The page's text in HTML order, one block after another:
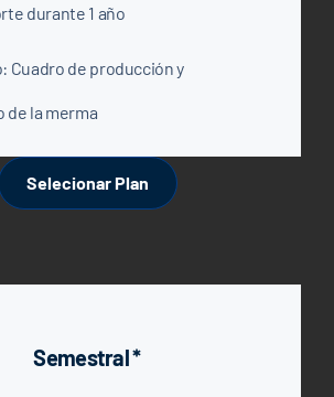
Semestral *
durante 1 año
Cuadro de producción y
de la merma
Selecionar Plan